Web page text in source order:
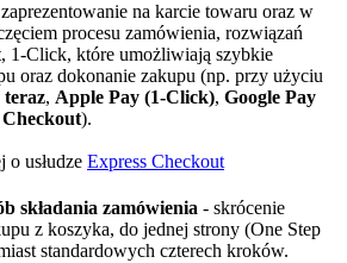
na karcie towaru oraz w
procesu zamówienia, rozwiązań
1-Click, które umożliwiają szybkie
oraz dokonanie zakupu (np. przy użyciu
, Apple Pay (1-Click), Google Pay
).
usłudze Express Checkout
składania zamówienia - skrócenie
z koszyka, do jednej strony (One Step
standardowych czterech kroków.